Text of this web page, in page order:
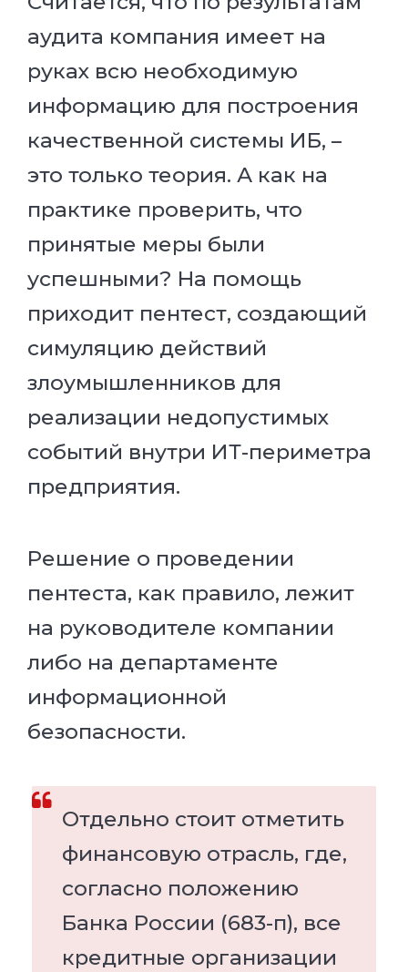
аудита компания имеет на
руках всю необходимую
информацию для построения
качественной системы ИБ, –
это только теория. А как на
практике проверить, что
принятые меры были
успешными? На помощь
приходит пентест, создающий
симуляцию действий
злоумышленников для
реализации недопустимых
событий внутри ИТ-периметра
предприятия.
Решение о проведении
пентеста, как правило, лежит
на руководителе компании
либо на департаменте
информационной
безопасности.
Отдельно стоит отметить
финансовую отрасль, где,
согласно положению
Банка России (683-п), все
кредитные организации